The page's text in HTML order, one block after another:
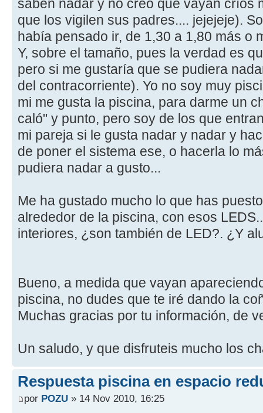
saben nadar y no creo que vayan críos
que los vigilen sus padres.... jejejeje).
había pensado ir, de 1,30 a 1,80 más o
Y, sobre el tamaño, pues la verdad es
pero si me gustaría que se pudiera
del contracorriente). Yo no soy muy
mi me gusta la piscina, para darme un
caló" y punto, pero soy de los que
mi pareja si le gusta nadar y nadar y
de poner el sistema ese, o hacerla lo
pudiera nadar a gusto...
Me ha gustado mucho lo que has
alrededor de la piscina, con esos
interiores, ¿son también de LED?. ¿Y
Bueno, a medida que vayan
piscina, no dudes que te iré dando la
Muchas gracias por tu información, de
Un saludo, y que disfruteis mucho los
Respuesta piscina en espacio
por POZU » 14 Nov 2010, 16:25